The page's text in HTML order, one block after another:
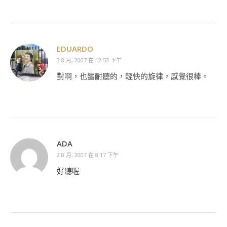
EDUARDO
3 8 月, 2007 在 12:53 下午
對啊，也蠻耐聽的，輕快的旋律，感覺很棒。
ADA
2 8 月, 2007 在 8:17 下午
好聽喔